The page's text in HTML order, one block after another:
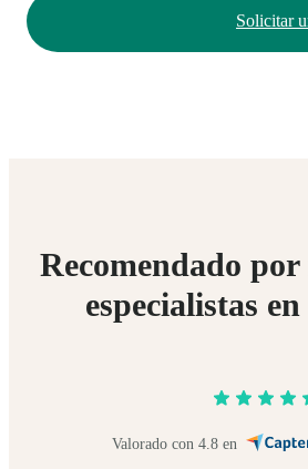
Solicitar
Recomendado por
especialistas
Valorado con 4.8 en